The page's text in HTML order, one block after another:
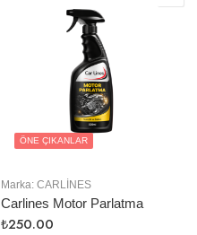
Marka: CARLINES
Carlines Motor Parlatma
ÖNE ÇIKANLAR
₺250.00